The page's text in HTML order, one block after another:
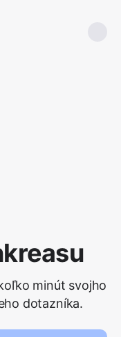
minút svojho
dotazníka.